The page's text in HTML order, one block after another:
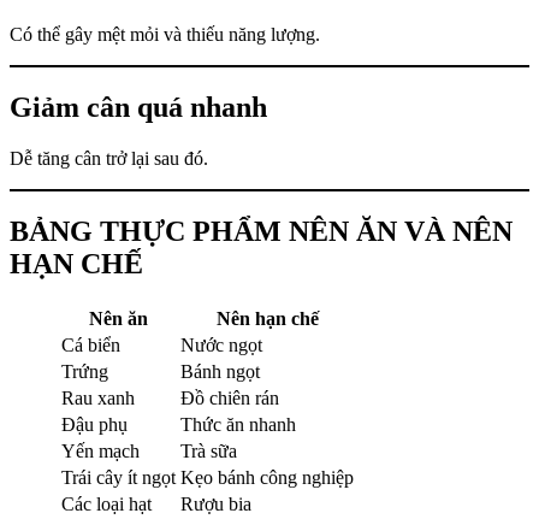
Có thể gây mệt mỏi và thiếu năng lượng.
Giảm cân quá nhanh
Dễ tăng cân trở lại sau đó.
BẢNG THỰC PHẨM NÊN ĂN VÀ NÊN
HẠN CHẾ
Nên ăn
Nên hạn chế
Cá biển
Nước ngọt
Trứng
Bánh ngọt
Rau xanh
Đồ chiên rán
Đậu phụ
Thức ăn nhanh
Yến mạch
Trà sữa
Trái cây ít ngọt Kẹo bánh công nghiệp
Các loại hạt
Rượu bia